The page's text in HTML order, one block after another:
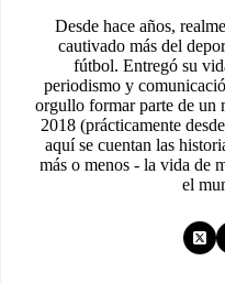
Desde hace años,
cautivado más del
fútbol. Entregó su
periodismo y
orgullo formar parte de un
2018 (prácticamente
aquí se cuentan las
más o menos - la vida de
el